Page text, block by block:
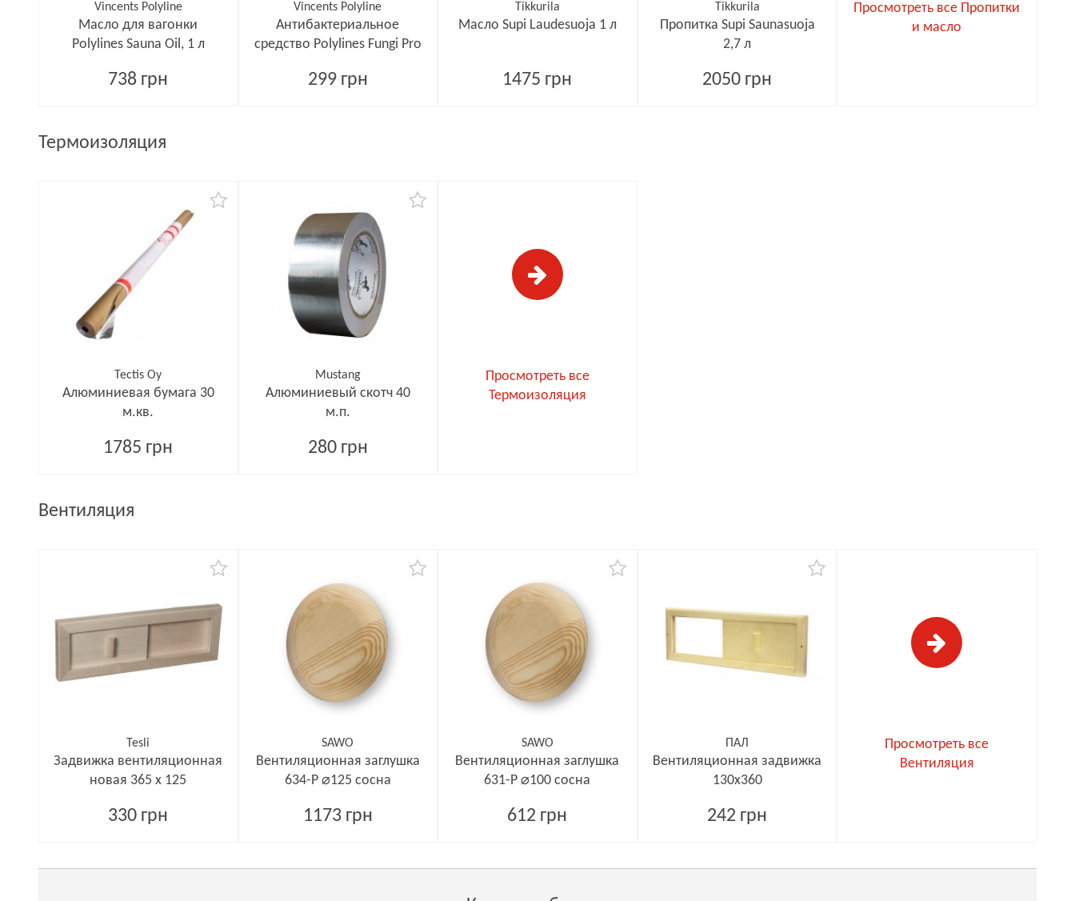
Vincents Polyline
Масло для вагонки
Polylines Sauna Oil, 1 л
738 грн
Vincents Polyline
Антибактериальное
средство Polylines Fungi Pro
299 грн
Tikkurila
Масло Supi Laudesuoja 1 л
1475 грн
Tikkurila
Пропитка Supi Saunasuoja
2,7 л
2050 грн
Просмотреть все Пропитки
и масло
Термоизоляция
Tectis Oy
Алюминиевая бумага 30
м.кв.
1785 грн
Mustang
Алюминиевый скотч 40
м.п.
280 грн
Просмотреть все
Термоизоляция
Вентиляция
Tesli
Задвижка вентиляционная
новая 365 x 125
330 грн
SAWO
Вентиляционная заглушка
634-P ⌀125 сосна
1173 грн
SAWO
Вентиляционная заглушка
631-P ⌀100 сосна
612 грн
ПАЛ
Вентиляционная задвижка
130х360
242 грн
Просмотреть все
Вентиляция